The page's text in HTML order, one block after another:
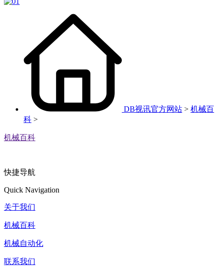
DB视讯官方网站 > 机械百
科 >
机械百科
快捷导航
Quick Navigation
关于我们
机械百科
机械自动化
联系我们